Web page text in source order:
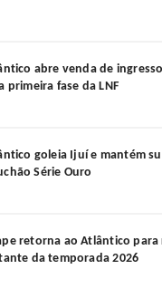
abre venda de
primeira fase da LNF
goleia Ijuí e mantém
Série Ouro
retorna ao Atlântico
da temporada 2026